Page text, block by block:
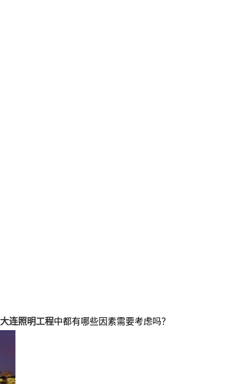
大连照明工程中都有哪些因素需要考虑吗？